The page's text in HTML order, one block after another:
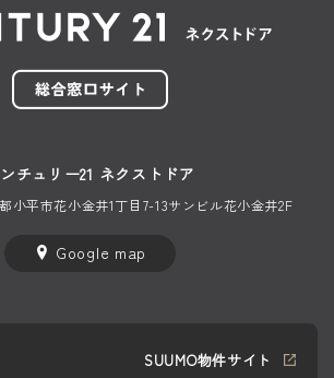
チュリー21 ネクストドア
小平市花小金井1丁目 7-13サンビル花小金井2F
Google map
SUUMO物件サイト